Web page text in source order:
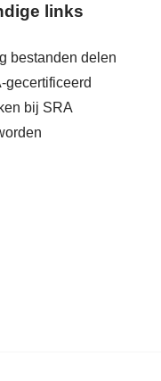
links
bestanden delen
gecertificeerd
bij SRA